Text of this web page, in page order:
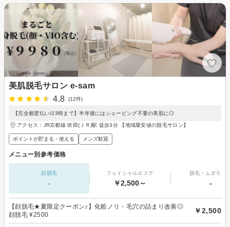
美肌脱毛サロン e-sam
4.8
(12件)
【完全都度払い/23時まで】半年後にはシェービング不要の美肌に◎
アクセス：JR京都線 吹田(ＪＲ)駅 徒歩3分 【地域最安値の脱毛サロン】
ポイントが貯まる・使える メンズ歓迎
メニュー別参考価格
顔脱毛
-
フェイシャルエステ
￥2,500～
脱毛・ムダ毛処
-
【顔脱毛★夏限定クーポン♪】化粧ノリ・毛穴の詰まり改善◎
顔脱毛 ¥2500
￥2,500